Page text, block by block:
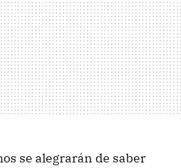
se alegrarán de saber